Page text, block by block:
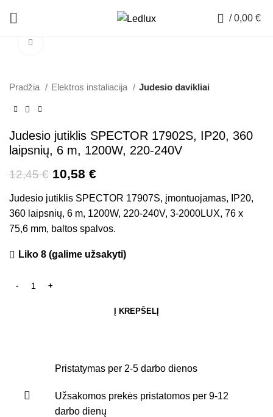
/ 0,00 €
Pradžia Elektros instaliacija Judesio davikliai
Judesio jutiklis SPECTOR 17902S, IP20, 360
laipsnių, 6 m, 1200W, 220-240V
12,45€ 10,58 €
Judesio jutiklis SPECTOR 17907S, įmontuojamas, IP20,
360 laipsnių, 6 m, 1200W, 220-240V, 3-2000LUX, 76 x
75,6 mm, baltos spalvos.
Liko 8 (galime užsakyti)
Į KREPŠELĮ
Pristatymas per 2-5 darbo dienos
Užsakomos prekės pristatomos per 9-12
darbo dienų